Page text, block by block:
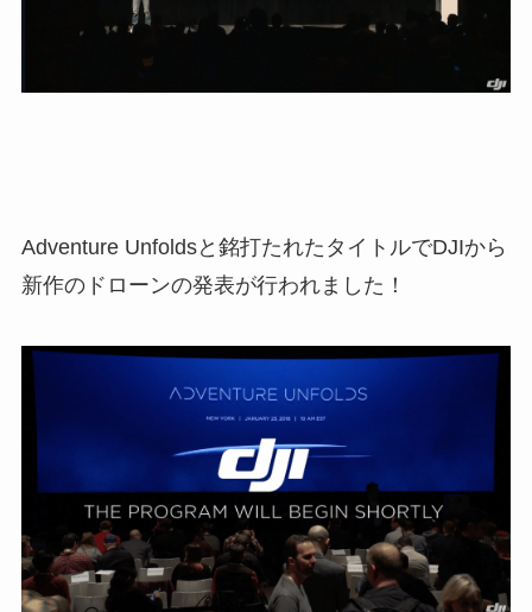
Adventure Unfoldsと銘打たれたタイトルでDJIから
新作のドローンの発表が行われました！